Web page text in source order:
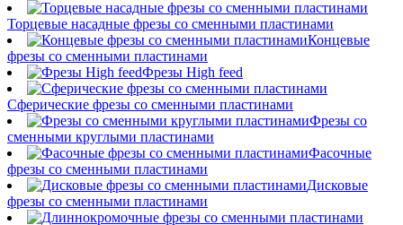
Торцевые насадные фрезы со сменными пластинами
Концевые
фрезы со сменными пластинами
Фрезы High feed
Сферические фрезы со сменными пластинами
Фрезы со
сменными круглыми пластинами
Фасочные
фрезы со сменными пластинами
Дисковые
фрезы со сменными пластинами